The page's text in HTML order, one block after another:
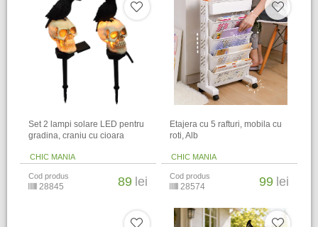
Set 2 lampi solare LED pentru
gradina, craniu cu cioara
CHIC MANIA
Cod produs
28845 89 lei
Etajera cu 5 rafturi, mobila cu
roti, Alb
CHIC MANIA
Cod produs
28574 99 lei